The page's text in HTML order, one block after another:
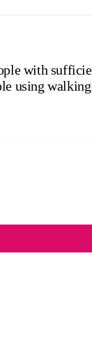
with
using